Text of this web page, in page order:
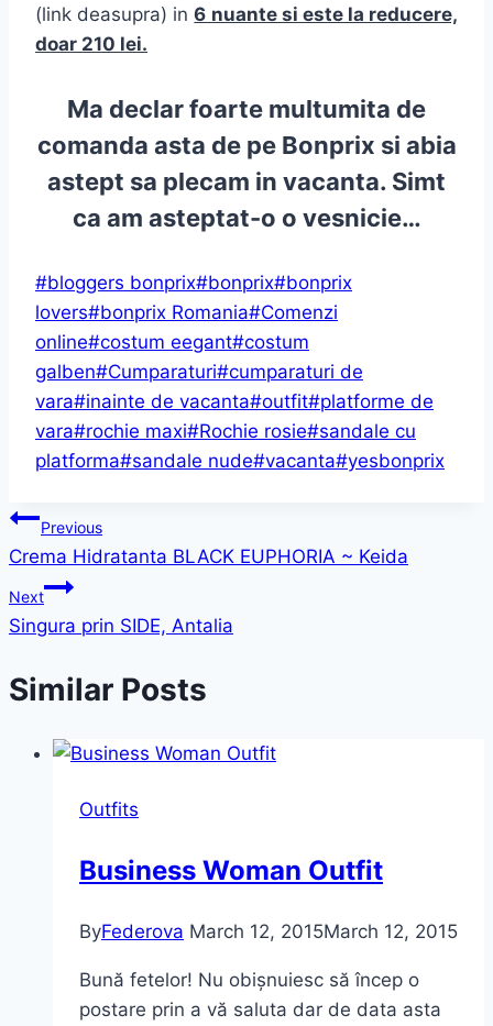
(link deasupra) in6 nuante si este la reducere,
doar 210 lei.
Ma declar foarte multumita de
comanda asta de pe Bonprix si abia
astept sa plecam in vacanta. Simt
ca am asteptat-o o vesnicie…
Post
Tags:
#bloggers bonprix#bonprix#bonprix
lovers#bonprix Romania#Comenzi
online#costum eegant#costum
galben#Cumparaturi#cumparaturi de
vara#inainte de vacanta#outfit#platforme de
vara#rochie maxi#Rochie rosie#sandale cu
platforma#sandale nude#vacanta#yesbonprix
Post
navigation
Previous
Crema Hidratanta BLACK EUPHORIA ~ Keida
Next
Singura prin SIDE, Antalia
Similar Posts
Outfits
Business Woman Outfit
ByFederova March 12, 2015March 12, 2015
Bună fetelor! Nu obișnuiesc să încep o
postare prin a vă saluta dar de data asta